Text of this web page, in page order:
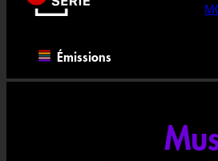
Émissions